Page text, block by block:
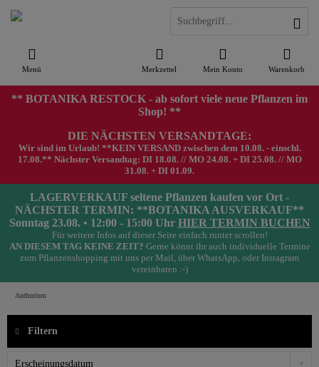
Menü Warenkorb
Merkzettel Mein Konto
** BOTANIKA RESTOCK - ab sofort viele neue Pflanzen im
Shop! **
DIE NÄCHSTEN VERSANDTAGE:
Wir sind im Urlaub! **KEIN VERSAND zwischen dem 10.08. - einschl.
17.08.** Nächster Versandtag: DI 18.08. // MO 24.08. + DI 25.08. // MO
31.08. + DI 01.09.
LAGERVERKAUF seltene Pflanzen kaufen vor Ort -
NÄCHSTER TERMIN: **BOTANIKA AUSVERKAUF**
Sonntag 23.08. • 12:00 - 15:00 Uhr HIER TERMIN BUCHEN
Für weitere Infos auf dieser Seite einfach runter scrollen!
AN DIESEM TAG KEINE ZEIT? Gerne könnt ihr auch individuelle Termine
zum Pflanzenshopping mit uns per Mail, über WhatsApp, oder Instagram
vereinbaren :-)
Anthurium
Filtern